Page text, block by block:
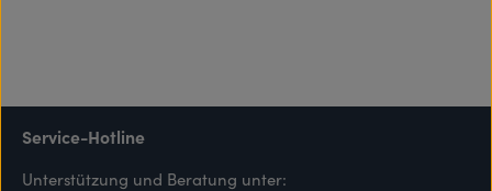
Service-Hotline
Unterstützung und Beratung unter: